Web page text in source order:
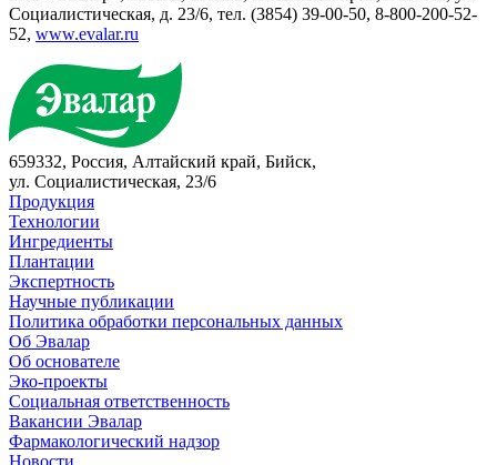
Социалистическая, д. 23/6, тел. (3854) 39-00-50, 8-800-200-52-
52, www.evalar.ru
659332, Россия, Алтайский край, Бийск,
ул. Социалистическая, 23/6
Продукция
Технологии
Ингредиенты
Плантации
Экспертность
Научные публикации
Политика обработки персональных данных
Об Эвалар
Об основателе
Эко-проекты
Социальная ответственность
Вакансии Эвалар
Фармакологический надзор
Новости